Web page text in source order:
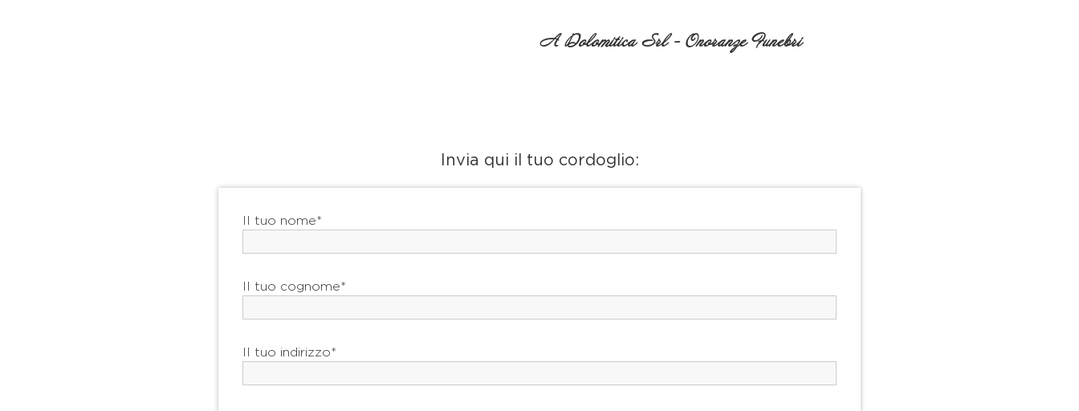
A Dolomitica Srl - Onoranze Funebri
Invia qui il tuo cordoglio:
Il tuo nome*
Il tuo cognome*
Il tuo indirizzo*